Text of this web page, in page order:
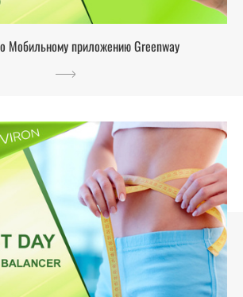
Мобильному приложению Greenway